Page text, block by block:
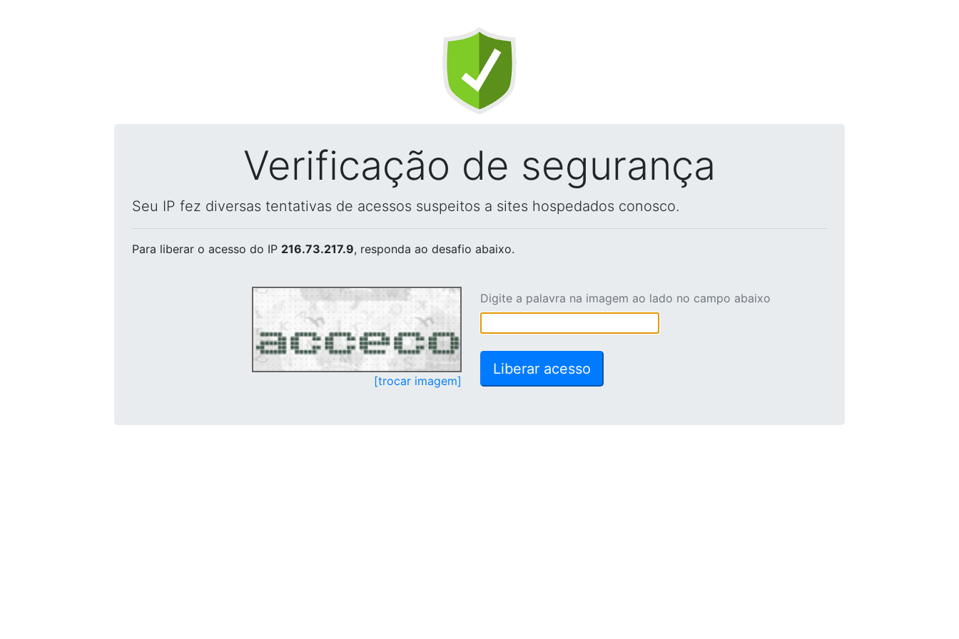
Verificação de segurança
Seu IP fez diversas tentativas de acessos suspeitos a sites hospedados conosco.
Para liberar o acesso do IP 216.73.217.9, responda ao desafio abaixo.
[trocar imagem]
Digite a palavra na imagem ao lado no campo abaixo